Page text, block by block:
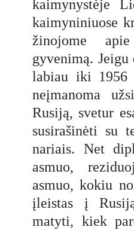
kaimynystėje
kaimyniniuose
žinojome
gyvenimą.
labiau iki 1956
neįmanoma
Rusiją, svetur
susirašinėti su
nariais. Net
asmuo,
asmuo, kokiu
įleistas į
matyti, kiek